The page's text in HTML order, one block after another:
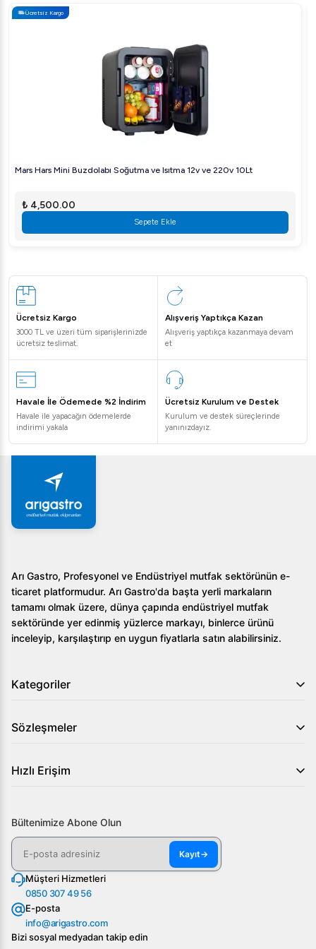
Ücretsiz Kargo
Mars Hars Mini Buzdolabı Soğutma ve Isıtma 12v ve 220v 10Lt
₺ 4,500.00
Sepete Ekle
Ücretsiz Kargo
3000 TL ve üzeri tüm siparişlerinizde
ücretsiz teslimat.
Alışveriş Yaptıkça Kazan
Alışveriş yaptıkça kazanmaya devam
et
Havale İle Ödemede %2 İndirim
Havale ile yapacağın ödemelerde
indirimi yakala
Ücretsiz Kurulum ve Destek
Kurulum ve destek süreçlerinde
yanınızdayız.
Arı Gastro, Profesyonel ve Endüstriyel mutfak sektörünün e-
ticaret platformudur. Arı Gastro'da başta yerli markaların
tamamı olmak üzere, dünya çapında endüstriyel mutfak
sektöründe yer edinmiş yüzlerce markayı, binlerce ürünü
inceleyip, karşılaştırıp en uygun fiyatlarla satın alabilirsiniz.
Kategoriler
Sözleşmeler
Hızlı Erişim
Bültenimize Abone Olun
Kayıt→
Müşteri Hizmetleri
0850 307 49 56
E-posta
info@arigastro.com
Bizi sosyal medyadan takip edin